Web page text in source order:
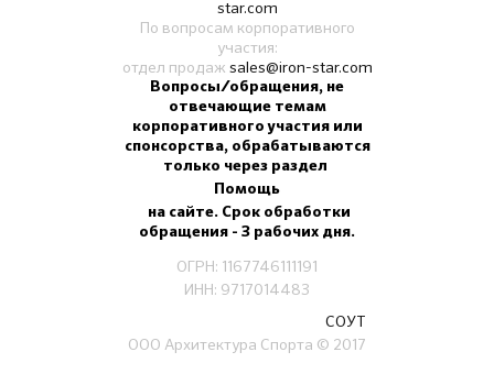
star.com
По вопросам корпоративного
участия:
отдел продаж sales@iron-star.com
Вопросы/обращения, не
отвечающие темам
корпоративного участия или
спонсорства, обрабатываются
только через раздел
Помощь
на сайте. Срок обработки
обращения - 3 рабочих дня.
ОГРН: 1167746111191
ИНН: 9717014483
СОУТ
ООО Архитектура Спорта © 2017